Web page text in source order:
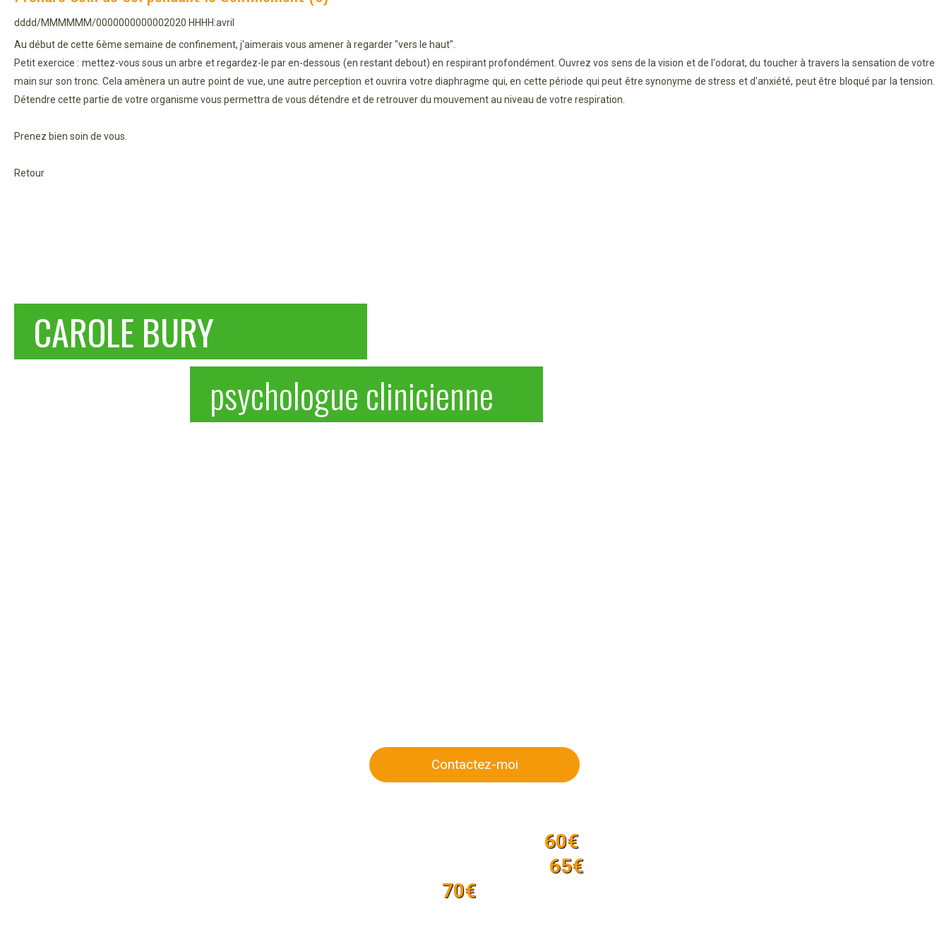
dddd/MMMMMM/0000000000002020 HHHH:avril
Au début de cette 6ème semaine de confinement, j'aimerais vous amener à regarder "vers le haut".
Petit exercice : mettez-vous sous un arbre et regardez-le par en-dessous (en restant debout) en respirant profondément. Ouvrez vos sens de la vision et de l'odorat, du toucher à travers la sensation de votre
main sur son tronc. Cela amènera un autre point de vue, une autre perception et ouvrira votre diaphragme qui, en cette période qui peut être synonyme de stress et d'anxiété, peut être bloqué par la tension.
Détendre cette partie de votre organisme vous permettra de vous détendre et de retrouver du mouvement au niveau de votre respiration.
Prenez bien soin de vous.
Retour
CAROLE BURY
psychologue clinicienne
Contactez-moi
60€
65€
70€/heure + frais de déplacement